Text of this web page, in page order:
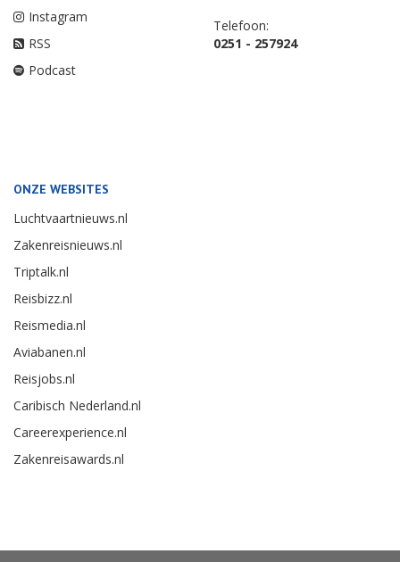
Instagram
RSS
Podcast
Telefoon:
0251 - 257924
ONZE WEBSITES
Luchtvaartnieuws.nl
Zakenreisnieuws.nl
Triptalk.nl
Reisbizz.nl
Reismedia.nl
Aviabanen.nl
Reisjobs.nl
Caribisch Nederland.nl
Careerexperience.nl
Zakenreisawards.nl